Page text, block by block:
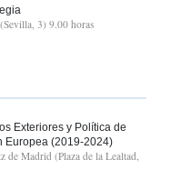
3) 9.00 horas
Exteriores y Política de
Europea (2019-2024)
Madrid (Plaza de la Lealtad,